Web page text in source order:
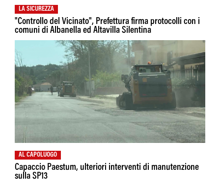
LA SICUREZZA
"Controllo del Vicinato", Prefettura firma protocolli con i
comuni di Albanella ed Altavilla Silentina
AL CAPOLUOGO
Capaccio Paestum, ulteriori interventi di manutenzione
sulla SP13